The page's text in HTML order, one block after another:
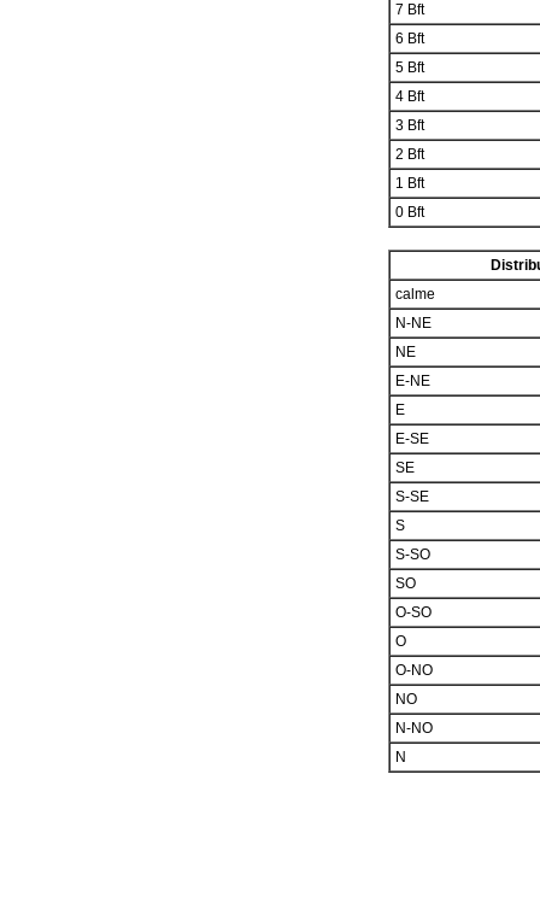
7 Bft
6 Bft
5 Bft
4 Bft
3 Bft
2 Bft
1 Bft
0 Bft
calme
N-NE
NE
E-NE
E
E-SE
SE
S-SE
S
S-SO
SO
O-SO
O
O-NO
NO
N-NO
N